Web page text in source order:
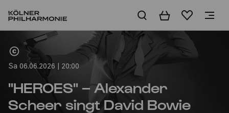
WarenkorbMerkliste
Home
Sa 06.06.2026 | 20:00
"HEROES" – Alexander
Scheer singt David Bowie